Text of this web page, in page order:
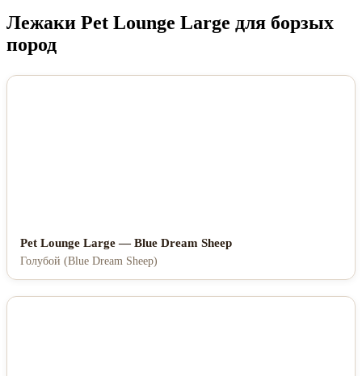
Лежаки Pet Lounge Large для борзых
пород
Pet Lounge Large — Blue Dream Sheep
Голубой (Blue Dream Sheep)